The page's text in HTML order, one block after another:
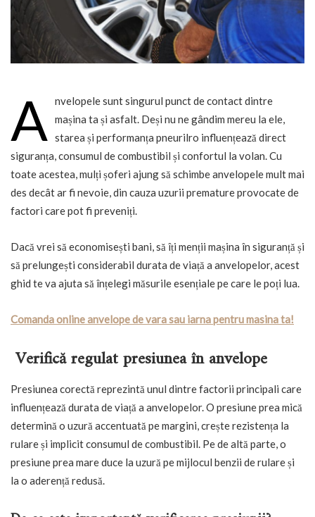
A
nvelopele sunt singurul punct de contact dintre
mașina ta și asfalt. Deși nu ne gândim mereu la ele,
starea și performanța pneurilro influențează direct
siguranța, consumul de combustibil și confortul la volan. Cu
toate acestea, mulți șoferi ajung să schimbe anvelopele mult mai
des decât ar fi nevoie, din cauza uzurii premature provocate de
factori care pot fi preveniți.
Dacă vrei să economisești bani, să îți menții mașina în siguranță și
să prelungești considerabil durata de viață a anvelopelor, acest
ghid te va ajuta să înțelegi măsurile esențiale pe care le poți lua.
Comanda online anvelope de vara sau iarna pentru masina ta!
Verifică regulat presiunea în anvelope
Presiunea corectă reprezintă unul dintre factorii principali care
influențează durata de viață a anvelopelor. O presiune prea mică
determină o uzură accentuată pe margini, crește rezistența la
rulare și implicit consumul de combustibil. Pe de altă parte, o
presiune prea mare duce la uzură pe mijlocul benzii de rulare și
la o aderență redusă.